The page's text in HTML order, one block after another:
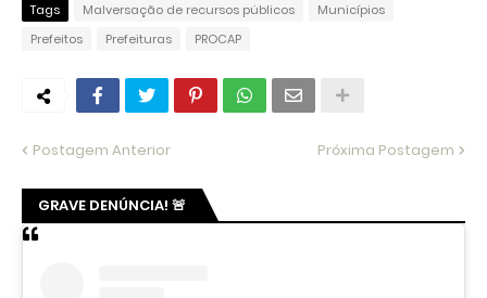
Tags Malversação de recursos públicos
Municípios
Prefeitos
Prefeituras PROCAP
Postagem Anterior Próxima Postagem
GRAVE DENÚNCIA! 🚨